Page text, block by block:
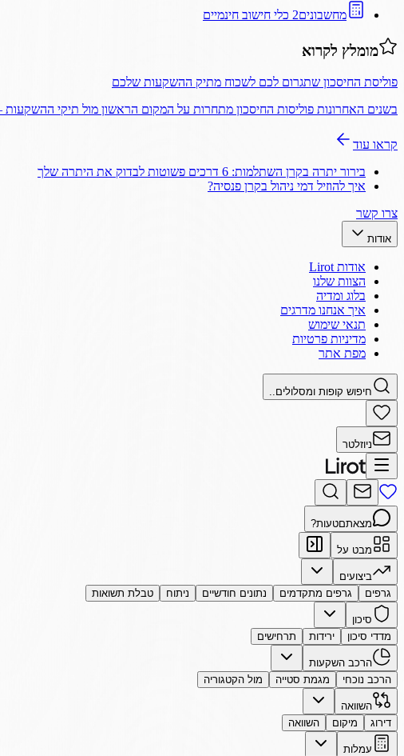
מחשבונים2 כלי חישוב חינמיים
מומלץ לקרוא
פוליסת החיסכון שתגרום לכם לשכוח מתיק ההשקעות שלכם
בשנים האחרונות פוליסות החיסכון מתחרות על המקום הראשון מול תיקי
קראו עוד
בירור יתרה בקרן השתלמות: 6 דרכים פשוטות לבדוק את היתרה שלך
איך להוזיל דמי ניהול בקרן פנסיה?
צרו קשר
אודות
אודות Lirot
הצוות שלנו
בלוג ומדיה
איך אנחנו מדרגים
תנאי שימוש
מדיניות פרטיות
מפת אתר
חיפוש קופות ומסלולים..
ניוזלטר
מצאתםטעות?
מבט על
ביצועים
גרפים
גרפים מתקדמים נתונים חודשיים ניתוח טבלת תשואות
סיכון
מדדי סיכון
ירידות תרחישים
הרכב השקעות
הרכב נוכחי
מגמת סטייה מול הקטגוריה
השוואה
דירוג
מיקום השוואה
עמלות